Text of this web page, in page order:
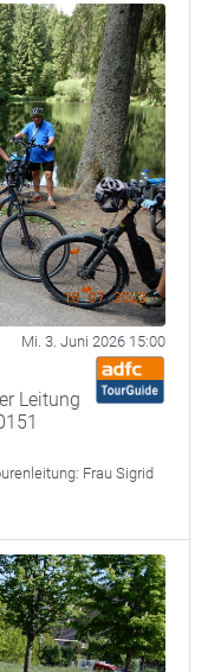
Mi. 3. Juni 2026 15:00
Leitung
Frau Sigrid